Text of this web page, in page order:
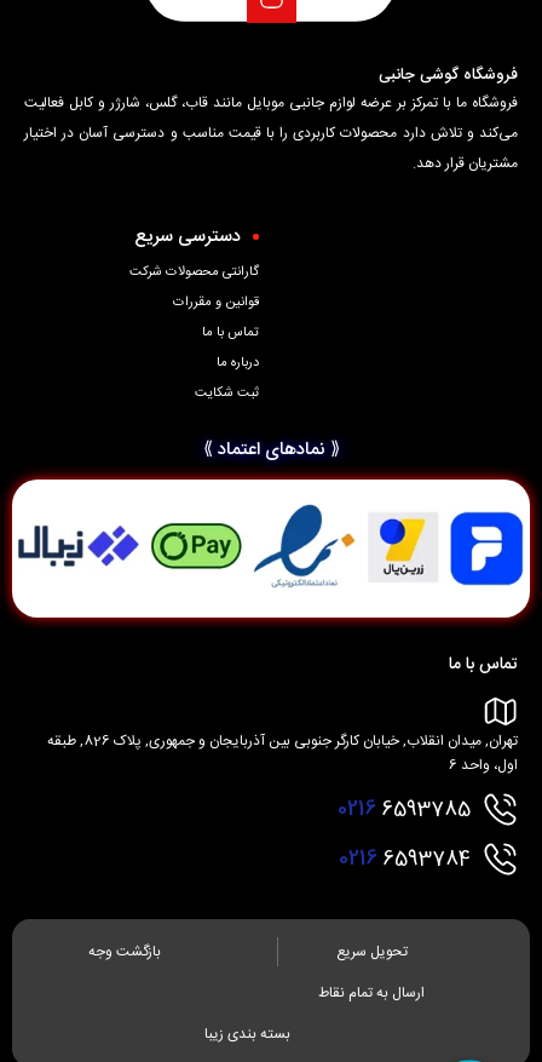
فروشگاه گوشی جانبی
فروشگاه ما با تمرکز بر عرضه لوازم جانبی موبایل مانند قاب، گلس، شارژر و کابل فعالیت
می‌کند و تلاش دارد محصولات کاربردی را با قیمت مناسب و دسترسی آسان در اختیار
مشتریان قرار دهد.
دسترسی سریع
گارانتی محصولات شرکت
قوانین و مقررات
تماس با ما
درباره ما
ثبت شکایت
⟪ نمادهای اعتماد ⟫
تماس با ما
تهران, میدان انقلاب, خیابان کارگر جنوبی بین آذربایجان و جمهوری, پلاک 826, طبقه
اول، واحد 6
02166593785
02166593784
تحویل سریع
بازگشت وجه
ارسال به تمام نقاط
بسته بندی زیبا